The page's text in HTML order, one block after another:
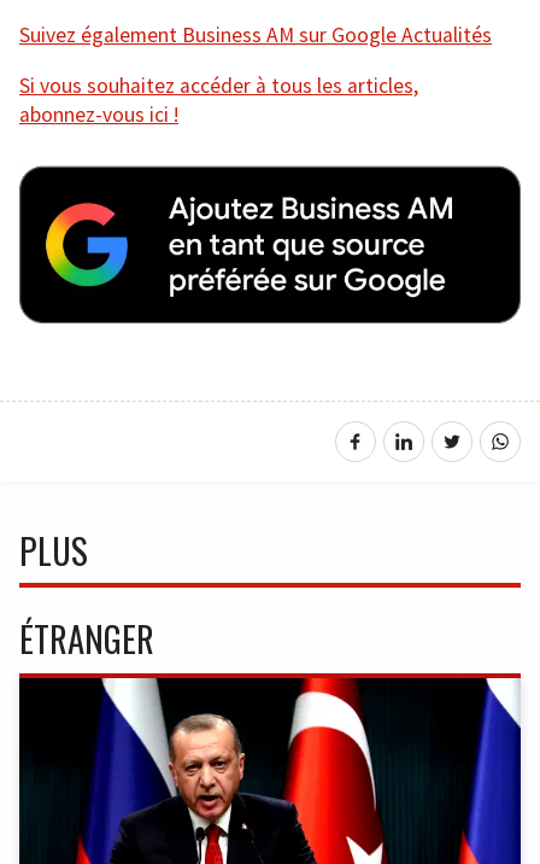
Suivez également Business AM sur Google Actualités
Si vous souhaitez accéder à tous les articles,
abonnez-vous ici !
PLUS
ÉTRANGER